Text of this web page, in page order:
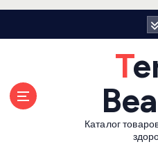
Terra
Каталог